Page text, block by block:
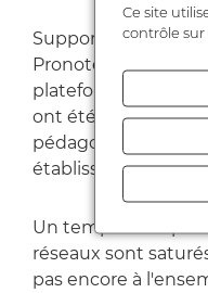
Supports de cours
Pronote ou
plateforme
ont été mis en
pédagogique, suite
établissements
Un temps
réseaux sont
pas encore à
Ce site
contrôle